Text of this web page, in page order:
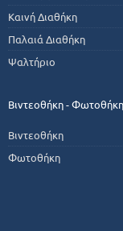
Καινή Διαθήκη
Παλαιά Διαθήκη
Ψαλτήριο
Βιντεοθήκη - Φωτοθήκη
Βιντεοθήκη
Φωτοθήκη